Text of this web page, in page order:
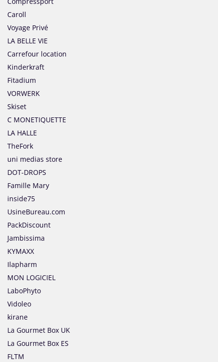
Caroll
Voyage Privé
LA BELLE VIE
Carrefour location
Kinderkraft
Fitadium
VORWERK
Skiset
C MONETIQUETTE
LA HALLE
TheFork
uni medias store
DOT-DROPS
Famille Mary
inside75
UsineBureau.com
PackDiscount
Jambissima
KYMAXX
Ilapharm
MON LOGICIEL
LaboPhyto
Vidoleo
kirane
La Gourmet Box UK
La Gourmet Box ES
FLTM